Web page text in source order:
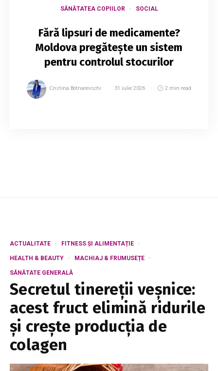
SĂNĂTATEA COPIILOR SOCIAL
Fără lipsuri de medicamente?
Moldova pregătește un sistem
pentru controlul stocurilor
Cristina Botnarevschi 31 iulie 2026 2 min read
ACTUALITATE FITNESS ȘI ALIMENTAȚIE
HEALTH & BEAUTY MACHIAJ & FRUMUSEȚE
SĂNĂTATE GENERALĂ
Secretul tinereții veșnice:
acest fruct elimină ridurile
și crește producția de
colagen